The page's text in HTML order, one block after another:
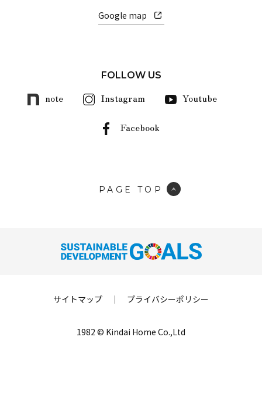
Google map
FOLLOW US
note Instagram Youtube
Facebook
PAGE TOP
サイトマップ ｜ プライバシーポリシー
1982 © Kindai Home Co.,Ltd